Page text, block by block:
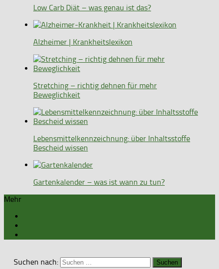
Low Carb Diät – was genau ist das?
Alzheimer | Krankheitslexikon
Stretching – richtig dehnen für mehr
Beweglichkeit
Lebensmittelkennzeichnung: über Inhaltsstoffe
Bescheid wissen
Gartenkalender – was ist wann zu tun?
Mehr
Suchen nach: